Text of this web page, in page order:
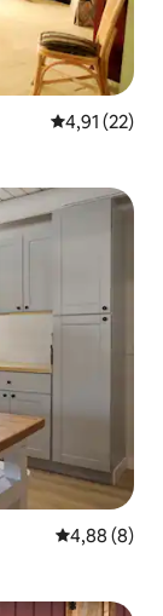
4,91 de uma
4,91 (22)
4,88 de uma
4,88 (8)